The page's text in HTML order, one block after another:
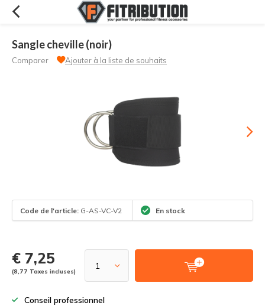
Sangle cheville (noir)
Comparer Ajouter à la liste de souhaits
Code de l'article: G-AS-VC-V2 En stock
€ 7,25
(8,77 Taxes incluses)
Conseil professionnel